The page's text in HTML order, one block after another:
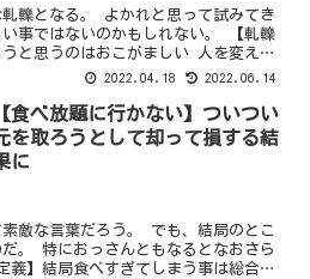
轢となる。 よかれと思って試みてき
事ではないのかもしれない。 【軋轢
と思うのはおこがましい 人を変えよ
どうしても指摘をする必要が出...
2022.04.18 2022.06.14
【食べ放題に行かない】ついつい
を取ろうとして却って損する結
に
敵な言葉だろう。 でも、結局のとこ
。 特におっさんともなるとなおさら
義】結局食べすぎてしまう事は総合的